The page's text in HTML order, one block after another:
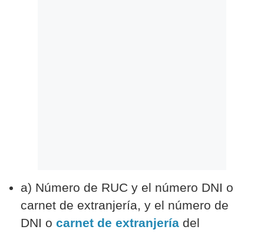
a) Número de RUC y el número DNI o
carnet de extranjería, y el número de
DNI o carnet de extranjería del